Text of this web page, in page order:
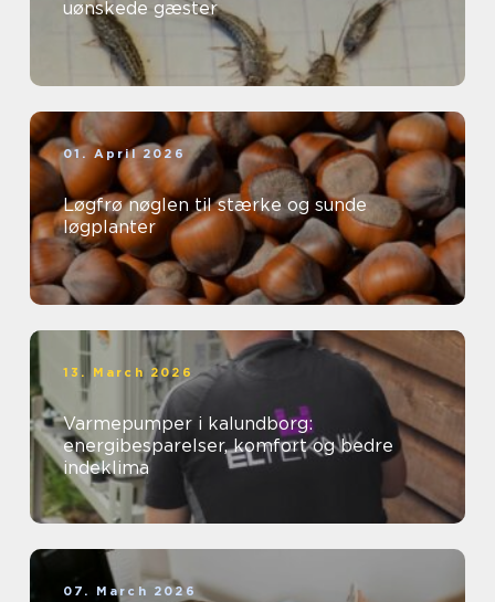
uønskede gæster
01. April 2026
Løgfrø nøglen til stærke og sunde
løgplanter
13. March 2026
Varmepumper i kalundborg:
energibesparelser, komfort og bedre
indeklima
07. March 2026